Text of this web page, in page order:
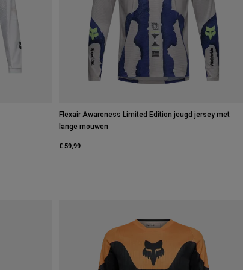
Flexair Awareness Limited Edition jeugd jersey met
lange mouwen
€ 59,99